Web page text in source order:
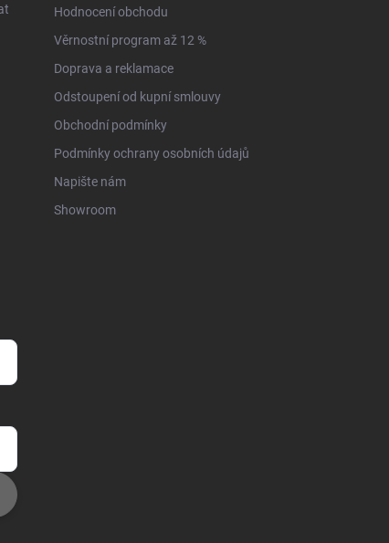
Hodnocení obchodu
Věrnostní program až 12 %
Doprava a reklamace
Odstoupení od kupní smlouvy
Obchodní podmínky
Podmínky ochrany osobních údajů
Napište nám
Showroom